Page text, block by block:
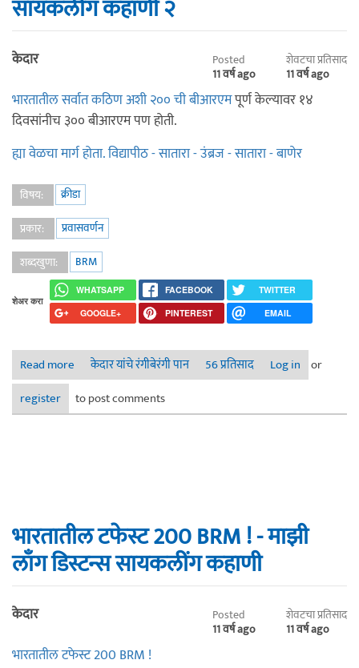
सायकलींग कहाणी २
केदार Posted
11 वर्ष ago
शेवटचा प्रतिसाद
11 वर्ष ago
भारतातील सर्वात कठिण अशी २०० ची बीआरएमपूर्ण केल्यावर १४
दिवसांनीच ३०० बीआरएम पण होती.
ह्या वेळचा मार्ग होता. विद्यापीठ - सातारा - उंब्रज - सातारा - बाणेर
विषय:
क्रीडा
प्रकार:
प्रवासवर्णन
शब्दखुणा:
BRM
शेअर करा
WHATSAPP FACEBOOK
TWITTER
GOOGLE+
PINTEREST EMAIL
Read more
about ३०० किमी बीआरएम - माझी लाँग डिस्टन्स सायकलींग कहाणी
२
केदार यांचे रंगीबेरंगी पान 56 प्रतिसाद Log in or
register
to post comments
भारतातील टफेस्ट 200 BRM ! - माझी
लाँग डिस्टन्स सायकलींग कहाणी
केदार Posted
11 वर्ष ago
शेवटचा प्रतिसाद
11 वर्ष ago
भारतातील टफेस्ट 200 BRM !